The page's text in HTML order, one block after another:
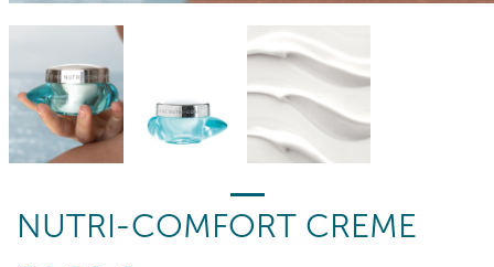
NUTRI-COMFORT CREME